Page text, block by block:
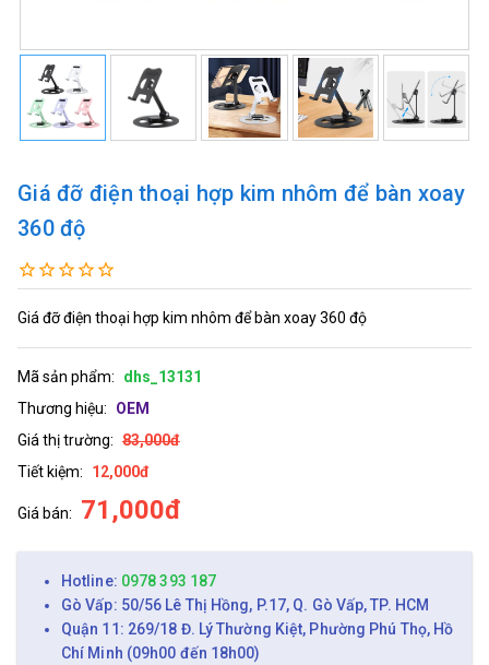
Giá đỡ điện thoại hợp kim nhôm để bàn xoay
360 độ
Giá đỡ điện thoại hợp kim nhôm để bàn xoay 360 độ
Mã sản phẩm:
dhs_13131
Thương hiệu:
OEM
Giá thị trường: 83,000đ
Tiết kiệm:
12,000đ
Giá bán: 71,000đ
Hotline: 0978 393 187
Gò Vấp: 50/56 Lê Thị Hồng, P.17, Q. Gò Vấp, TP. HCM
Quận 11: 269/18 Đ. Lý Thường Kiệt, Phường Phú Thọ, Hồ
Chí Minh (09h00 đến 18h00)